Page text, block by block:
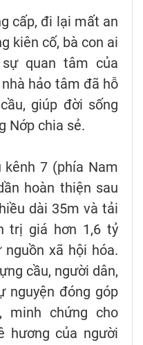
cấp, đi lại mất an
kiên cố, bà con ai
quan tâm của
hảo tâm đã hỗ
giúp đời sống
Nớp chia sẻ.
kênh 7 (phía Nam
hoàn thiện sau
dài 35m và tải
trị giá hơn 1,6 tỷ
xã hội hóa.
cầu, người dân,
nguyện đóng góp
minh chứng cho
hương của người